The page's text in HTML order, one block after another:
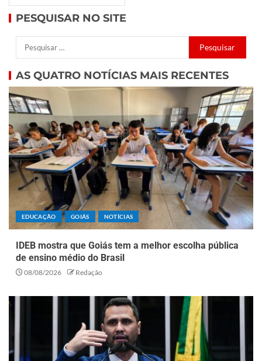
PESQUISAR NO SITE
AS QUATRO NOTÍCIAS MAIS RECENTES
EDUCAÇÃO GOIÁS NOTÍCIAS
IDEB mostra que Goiás tem a melhor escolha pública
de ensino médio do Brasil
08/08/2026 Redação